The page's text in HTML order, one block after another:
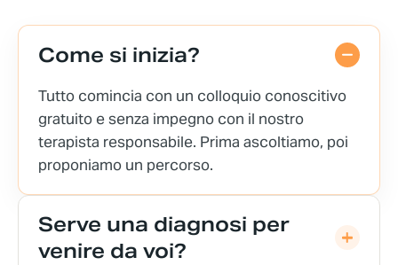
Come si inizia?
Tutto comincia con un colloquio conoscitivo
gratuito e senza impegno con il nostro
terapista responsabile. Prima ascoltiamo, poi
proponiamo un percorso.
Serve una diagnosi per
venire da voi?